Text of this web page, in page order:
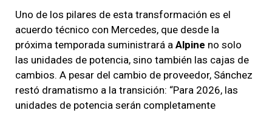
Uno de los pilares de esta transformación es el
acuerdo técnico con Mercedes, que desde la
próxima temporada suministrará a Alpine no solo
las unidades de potencia, sino también las cajas de
cambios. A pesar del cambio de proveedor, Sánchez
restó dramatismo a la transición: “Para 2026, las
unidades de potencia serán completamente